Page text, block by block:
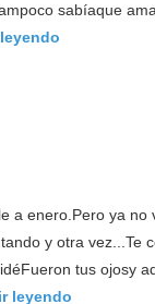
sabíaque
a enero.Pero ya no
y otra vez...Te
tus ojosy
leyendo